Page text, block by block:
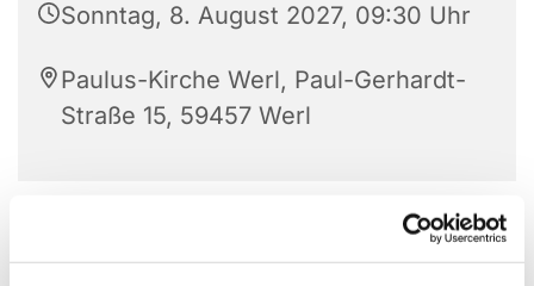
Sonntag, 8. August 2027, 09:30 Uhr
Paulus-Kirche Werl, Paul-Gerhardt-
Straße 15, 59457 Werl